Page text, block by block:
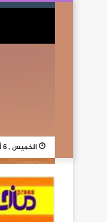
الخميس , 6 أغسطس 2026